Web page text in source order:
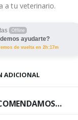
a tu veterinario.
Offline
ayudarte?
de vuelta en 2h:17m
ADICIONAL